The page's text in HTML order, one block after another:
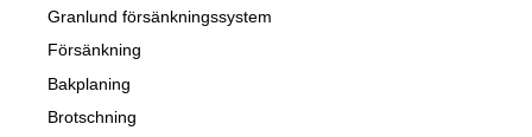
Granlund försänkningssystem
Försänkning
Bakplaning
Brotschning